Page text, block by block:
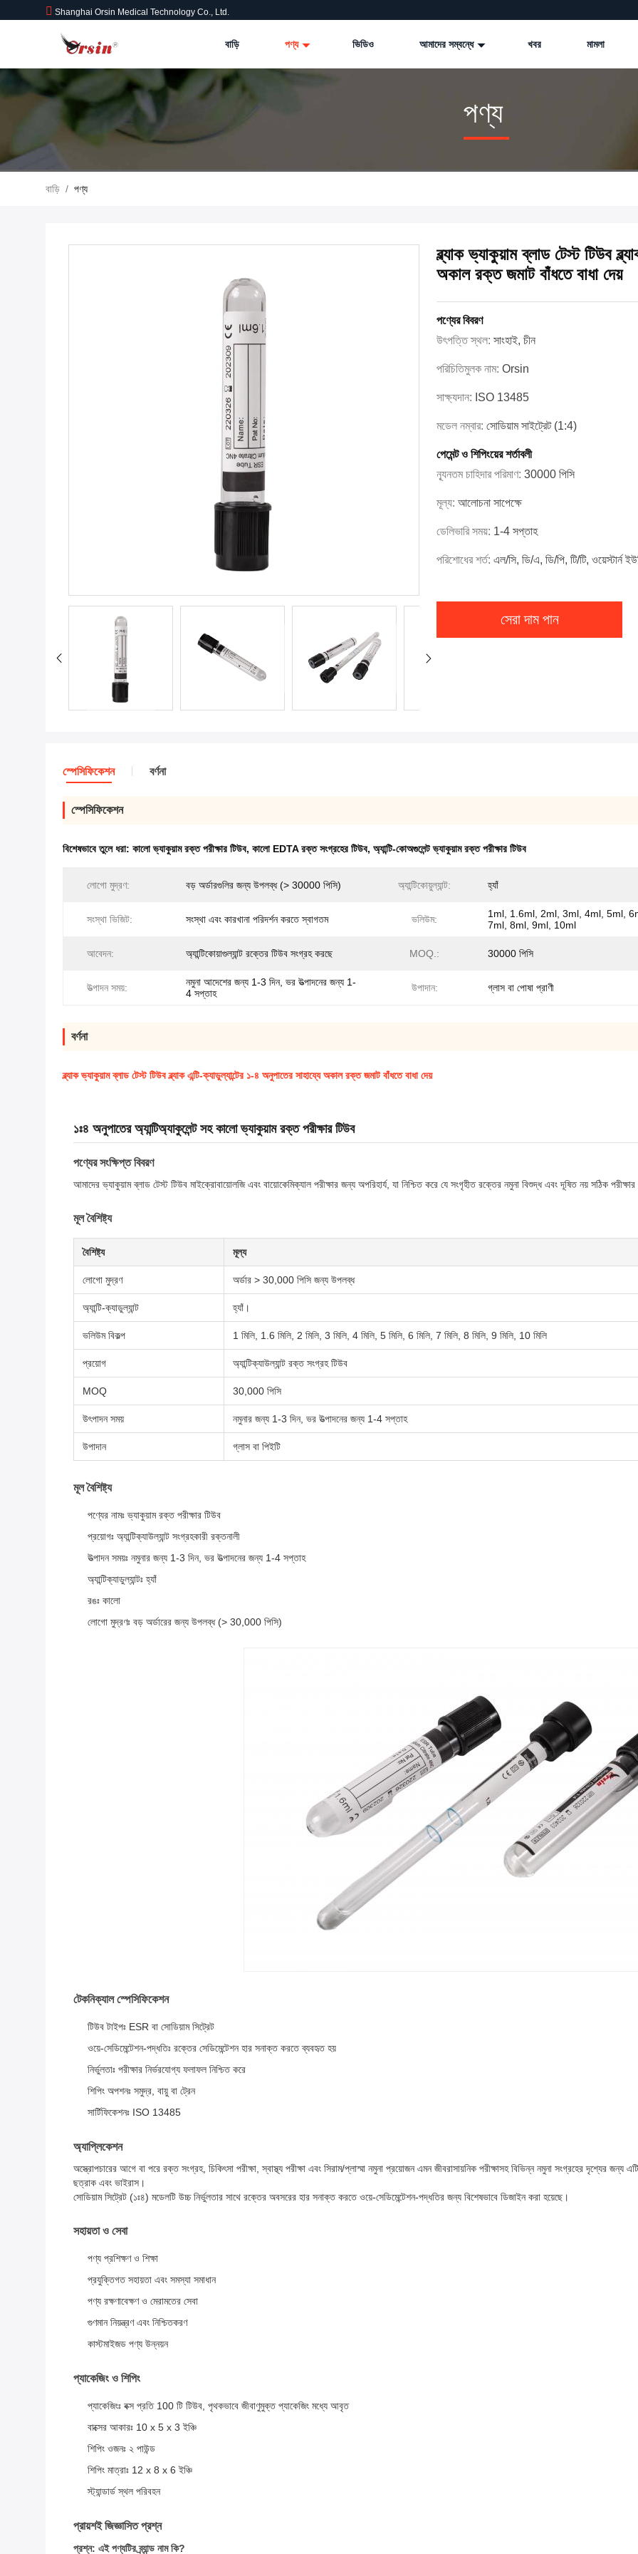
Shanghai Orsin Medical Technology Co., Ltd.
বাড়ি পণ্য ভিডিও আমাদের সম্বন্ধে খবর মামলা
পণ্য
বাড়ি / পণ্য
ব্ল্যাক ভ্যাকুয়াম ব্লাড টেস্ট টিউব
অকাল রক্ত জমাট বাঁধতে বাধা দেয়
পণ্যের বিবরণ
উৎপত্তি স্থল: সাংহাই, চীন
পরিচিতিমুলক নাম: Orsin
সাক্ষ্যদান: ISO 13485
মডেল নম্বার: সোডিয়াম সাইট্রেট (1:4)
পেমেন্ট ও শিপিংয়ের শর্তাবলী
ন্যূনতম চাহিদার পরিমাণ: 30000 পিসি
মূল্য: আলোচনা সাপেক্ষে
ডেলিভারি সময়: 1-4 সপ্তাহ
পরিশোধের শর্ত: এল/সি, ডি/এ, ডি/পি, টি/টি, ওয়েস্টার্ন
সেরা দাম পান
স্পেসিফিকেশন বর্ণনা
স্পেসিফিকেশন
বিশেষভাবে তুলে ধরা: কালো ভ্যাকুয়াম রক্ত পরীক্ষার টিউব, কালো EDTA রক্ত সংগ্রহের টিউব, অ্যান্টি-কোঅগুলেন্ট ভ্যাকুয়াম রক্ত পরীক্ষার টিউব
লোগো মুদ্রণ: বড় অর্ডারগুলির জন্য উপলব্ধ (> 30000 পিসি) অ্যান্টিকোয়ুল্যান্ট: হ্যাঁ
সংস্থা ভিজিট: সংস্থা এবং কারখানা পরিদর্শন করতে স্বাগতম ভলিউম:
1ml, 1.6ml, 2ml, 3ml, 4ml, 5ml,
7ml, 8ml, 9ml, 10ml
আবেদন: অ্যান্টিকোয়াগুল্যান্ট রক্তের টিউব সংগ্রহ করছে MOQ.: 30000 পিসি
উত্পাদন সময়:
নমুনা আদেশের জন্য 1-3 দিন, ভর উত্পাদনের জন্য 1-
4 সপ্তাহ
উপাদান: গ্লাস বা পোষা প্রাণী
বর্ণনা
ব্ল্যাক ভ্যাকুয়াম ব্লাড টেস্ট টিউব ব্ল্যাক এন্টি-ক্যাডুল্যান্টের ১-৪ অনুপাতের সাহায্যে অকাল রক্ত জমাট বাঁধতে বাধা দেয়
১ঃ৪ অনুপাতের অ্যান্টিঅ্যাকুলেন্ট সহ কালো ভ্যাকুয়াম রক্ত পরীক্ষার টিউব
পণ্যের সংক্ষিপ্ত বিবরণ
আমাদের ভ্যাকুয়াম ব্লাড টেস্ট টিউব মাইক্রোবায়োলজি এবং বায়োকেমিক্যাল পরীক্ষার জন্য অপরিহার্য, যা নিশ্চিত করে যে সংগৃহীত রক্তের নমুনা বিশুদ্ধ এবং দূষিত নয় সঠিক
মূল বৈশিষ্ট্য
বৈশিষ্ট্য মূল্য
লোগো মুদ্রণ অর্ডার > 30,000 পিসি জন্য উপলব্ধ
অ্যান্টি-ক্যাডুল্যান্ট হ্যাঁ।
ভলিউম বিকল্প 1 মিলি, 1.6 মিলি, 2 মিলি, 3 মিলি, 4 মিলি, 5 মিলি, 6 মিলি, 7 মিলি, 8 মিলি, 9 মিলি, 10 মিলি
প্রয়োগ অ্যান্টিক্যাউল্যান্ট রক্ত সংগ্রহ টিউব
MOQ 30,000 পিসি
উৎপাদন সময় নমুনার জন্য 1-3 দিন, ভর উত্পাদনের জন্য 1-4 সপ্তাহ
উপাদান গ্লাস বা পিইটি
মূল বৈশিষ্ট্য
পণ্যের নামঃ ভ্যাকুয়াম রক্ত পরীক্ষার টিউব
প্রয়োগঃ অ্যান্টিক্যাউল্যান্ট সংগ্রহকারী রক্তনালী
উত্পাদন সময়ঃ নমুনার জন্য 1-3 দিন, ভর উত্পাদনের জন্য 1-4 সপ্তাহ
অ্যান্টিক্যাডুল্যান্টঃ হ্যাঁ
রঙঃ কালো
লোগো মুদ্রণঃ বড় অর্ডারের জন্য উপলব্ধ (> 30,000 পিসি)
টেকনিক্যাল স্পেসিফিকেশন
টিউব টাইপঃ ESR বা সোডিয়াম সিট্রেট
ওয়ে-সেডিমেন্টেশন-পদ্ধতিঃ রক্তের সেডিমেন্টেশন হার সনাক্ত করতে ব্যবহৃত হয়
নির্ভুলতাঃ পরীক্ষার নির্ভরযোগ্য ফলাফল নিশ্চিত করে
শিপিং অপশনঃ সমুদ্র, বায়ু বা ট্রেন
সার্টিফিকেশনঃ ISO 13485
অ্যাপ্লিকেশন
অস্ত্রোপচারের আগে বা পরে রক্ত সংগ্রহ, চিকিৎসা পরীক্ষা, স্বাস্থ্য পরীক্ষা এবং সিরাম/প্লাস্মা নমুনা প্রয়োজন এমন জীবরাসায়নিক পরীক্ষাসহ বিভিন্ন নমুনা সংগ্রহের দৃশ্যের জন্য
ছত্রাক এবং ভাইরাস।
সোডিয়াম সিট্রেট (১ঃ৪) মডেলটি উচ্চ নির্ভুলতার সাথে রক্তের অবসরের হার সনাক্ত করতে ওয়ে-সেডিমেন্টেশন-পদ্ধতির জন্য বিশেষভাবে ডিজাইন করা হয়েছে।
সহায়তা ও সেবা
পণ্য প্রশিক্ষণ ও শিক্ষা
প্রযুক্তিগত সহায়তা এবং সমস্যা সমাধান
পণ্য রক্ষণাবেক্ষণ ও মেরামতের সেবা
গুণমান নিয়ন্ত্রণ এবং নিশ্চিতকরণ
কাস্টমাইজড পণ্য উন্নয়ন
প্যাকেজিং ও শিপিং
প্যাকেজিংঃ বক্স প্রতি 100 টি টিউব, পৃথকভাবে জীবাণুমুক্ত প্যাকেজিং মধ্যে আবৃত
বাক্সের আকারঃ 10 x 5 x 3 ইঞ্চি
শিপিং ওজনঃ ২ পাউন্ড
শিপিং মাত্রাঃ 12 x 8 x 6 ইঞ্চি
স্ট্যান্ডার্ড স্থল পরিবহন
প্রায়শই জিজ্ঞাসিত প্রশ্ন
প্রশ্ন: এই পণ্যটির ব্র্যান্ড নাম কি?